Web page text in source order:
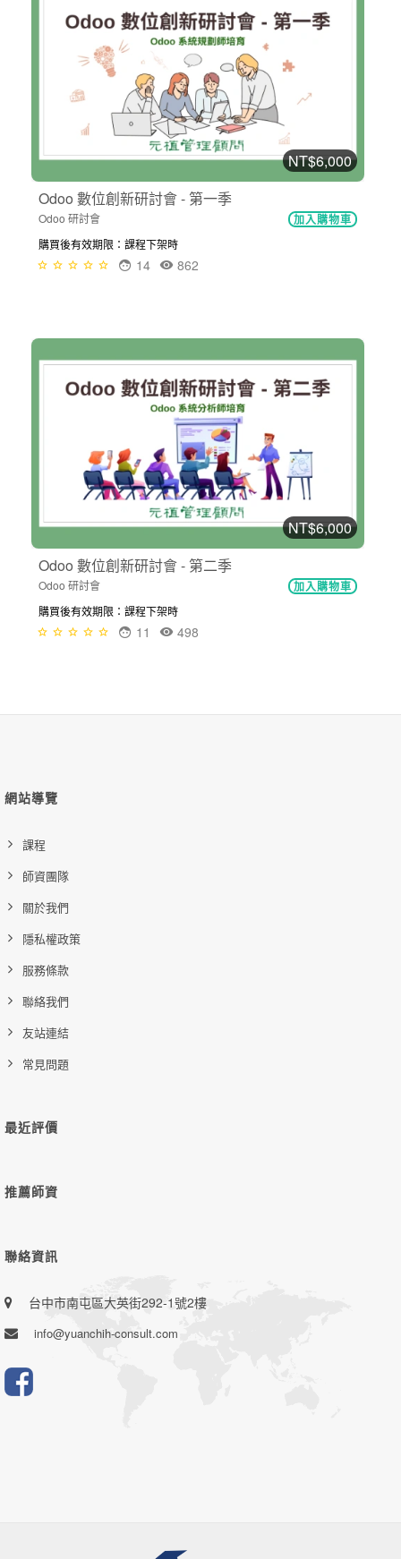
NT$6,000
Odoo 數位創新研討會 - 第一季
Odoo 研討會 加入購物車
購買後有效期限：課程下架時
862
14
NT$6,000
Odoo 數位創新研討會 - 第二季
Odoo 研討會 加入購物車
購買後有效期限：課程下架時
498
11
網站導覽
課程
師資團隊
關於我們
隱私權政策
服務條款
聯絡我們
友站連結
常見問題
最近評價
推薦師資
聯絡資訊
台中市南屯區大英街292-1號2樓
info@yuanchih-consult.com